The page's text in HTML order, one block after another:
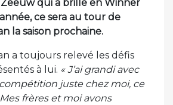
Zeeuw qui a brillé en Winner
ce sera au tour de
la saison prochaine.
a toujours relevé les défis
à lui. « J’ai grandi avec
juste chez moi, ce
frères et moi avons